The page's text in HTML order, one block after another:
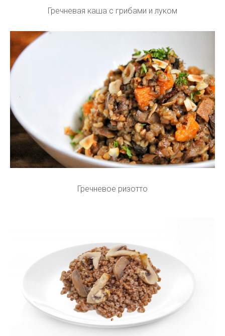
Гречневая каша с грибами и луком
Гречневое ризотто